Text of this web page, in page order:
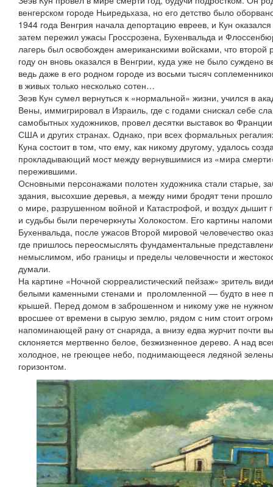
венгерском городе Ньиредьхаза, но его детство было
1944 года Венгрия начала депортацию евреев, и Кун
затем пережил ужасы Гроссрозена, Бухенвальда и
лагерь был освобожден американскими войсками, что
году он вновь оказался в Венгрии, куда уже не было суждено
ведь даже в его родном городе из восьми тысяч
в живых только несколько сотен…
Зеэв Кун сумел вернуться к «нормальной» жизни, учился в
Вены, иммигрировал в Израиль, где с годами снискал себе
самобытных художников, провел десятки выставок во
США и других странах. Однако, при всех формальных
Куна состоит в том, что ему, как никому другому, удалось
прокладывающий мост между вернувшимися из «мира
пережившими.
Основными персонажами полотен художника стали старые,
здания, высохшие деревья, а между ними бродят тени
о мире, разрушенном войной и Катастрофой, и воздух дышит
и судьбы были перечеркнуты Холокостом. Его картины
Бухенвальда, после ужасов Второй мировой человечество
где пришлось переосмыслять фундаментальные
немыслимом, ибо границы и пределы человечности и
думали.
На картине «Ночной сюрреалистический пейзаж» зритель
белыми каменными стенами и проломленной — будто в нее
крышей. Перед домом в заброшенном и никому уже не нужном
вросшее от времени в сырую землю, рядом с ним стоит
напоминающей рану от снаряда, а внизу едва журчит почти
склоняется мертвенно белое, безжизненное дерево. А над
холодное, не греющее небо, поднимающееся ледяной
горизонтом.